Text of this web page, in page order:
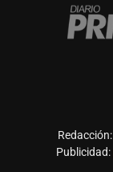
Redacción:
Publicidad: